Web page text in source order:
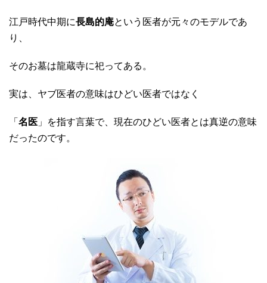
江戸時代中期に長島的庵という医者が元々のモデルであ
り、
そのお墓は龍蔵寺に祀ってある。
実は、ヤブ医者の意味はひどい医者ではなく
「 名医 」を指す言葉で、現在のひどい医者とは真逆の意味
だったのです。